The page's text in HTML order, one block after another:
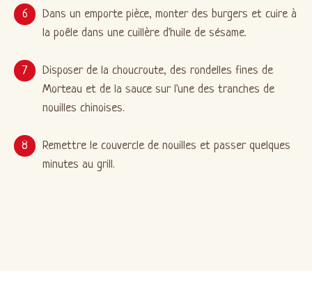
Dans un emporte pièce, monter des burgers et cuire à
la poêle dans une cuillère d'huile de sésame.
Disposer de la choucroute, des rondelles fines de
Morteau et de la sauce sur l'une des tranches de
nouilles chinoises.
Remettre le couvercle de nouilles et passer quelques
minutes au grill.